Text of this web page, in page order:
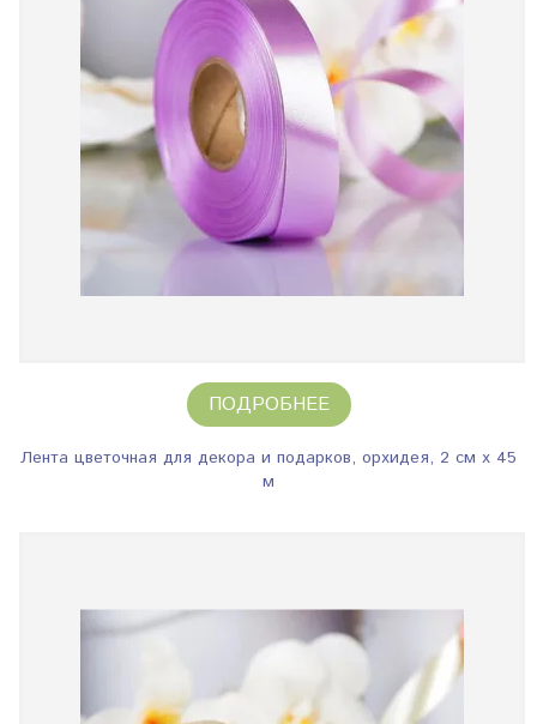
ПОДРОБНЕЕ
Лента цветочная для декора и подарков, орхидея, 2 см х 45
м